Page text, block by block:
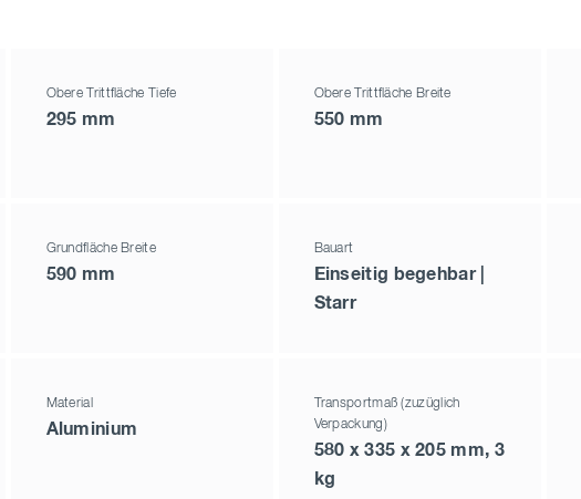
Obere Trittfläche Tiefe
295 mm
Obere Trittfläche Breite
550 mm
Grundfläche Breite
590 mm
Bauart
Einseitig begehbar |
Starr
Material
Aluminium
Transportmaß (zuzüglich
Verpackung)
580 x 335 x 205 mm, 3
kg